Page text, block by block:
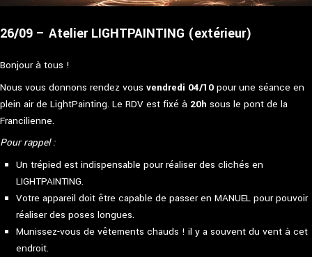
26/09 – Atelier LIGHTPAINTING (extérieur)
Bonjour à tous !
Nous vous donnons rendez vous vendredi 04/10 pour une séance en
plein air de LightPainting. Le RDV est fixé à 20h sous le pont de la
Francilienne.
Pour rappel :
Un trépied est indispensable pour réaliser des clichés en
LIGHTPAINTING.
Votre appareil doit être capable de passer en MANUEL pour pouvoir
réaliser des poses longues.
Munissez-vous de vêtements chauds ! il y a souvent du vent à cet
endroit.